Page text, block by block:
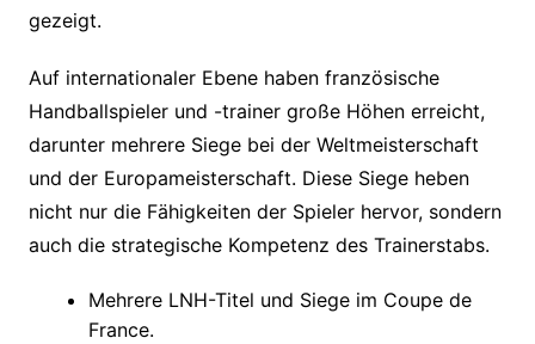
gezeigt.
Auf internationaler Ebene haben französische
Handballspieler und -trainer große Höhen erreicht,
darunter mehrere Siege bei der Weltmeisterschaft
und der Europameisterschaft. Diese Siege heben
nicht nur die Fähigkeiten der Spieler hervor, sondern
auch die strategische Kompetenz des Trainerstabs.
Mehrere LNH-Titel und Siege im Coupe de
France.